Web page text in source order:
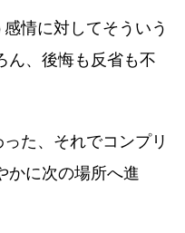
情に対してそういう
ん、後悔も反省も不
た、それでコンプリ
かに次の場所へ進